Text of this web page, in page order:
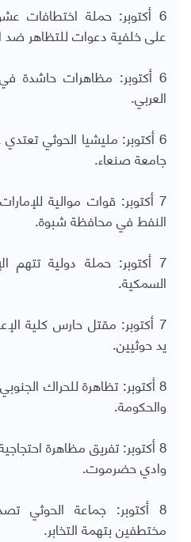
6 أكتوبر: حملة اختطافات
على خلفية دعوات للتظاهر ضد
6 أكتوبر: مظاهرات
العربي.
6 أكتوبر: مليشيا الحوثي
جامعة صنعاء.
7 أكتوبر: قوات موالية
النفط في محافظة شبوة.
7 أكتوبر: حملة دولية تتهم
السمكية.
7 أكتوبر: مقتل حارس كلية
يد حوثيين.
8 أكتوبر: تظاهرة للحراك
والحكومة.
8 أكتوبر: تفريق مظاهرة
وادي حضرموت.
8 أكتوبر: جماعة الحوثي
مختطفين بتهمة التخابر.